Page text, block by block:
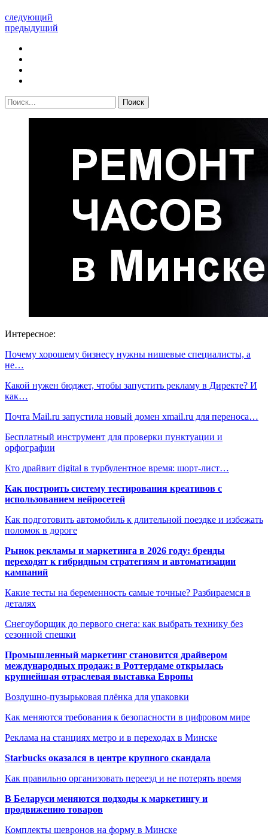
следующий
предыдущий
Интересное:
Почему хорошему бизнесу нужны нишевые специалисты, а
не…
Какой нужен бюджет, чтобы запустить рекламу в Директе? И
как…
Почта Mail.ru запустила новый домен xmail.ru для переноса…
Бесплатный инструмент для проверки пунктуации и
орфографии
Кто драйвит digital в турбулентное время: шорт-лист…
Как построить систему тестирования креативов с
использованием нейросетей
Как подготовить автомобиль к длительной поездке и избежать
поломок в дороге
Рынок рекламы и маркетинга в 2026 году: бренды
переходят к гибридным стратегиям и автоматизации
кампаний
Какие тесты на беременность самые точные? Разбираемся в
деталях
Снегоуборщик до первого снега: как выбрать технику без
сезонной спешки
Промышленный маркетинг становится драйвером
международных продаж: в Роттердаме открылась
крупнейшая отраслевая выставка Европы
Воздушно-пузырьковая плёнка для упаковки
Как меняются требования к безопасности в цифровом мире
Реклама на станциях метро и в переходах в Минске
Starbucks оказался в центре крупного скандала
Как правильно организовать переезд и не потерять время
В Беларуси меняются подходы к маркетингу и
продвижению товаров
Комплекты шевронов на форму в Минске